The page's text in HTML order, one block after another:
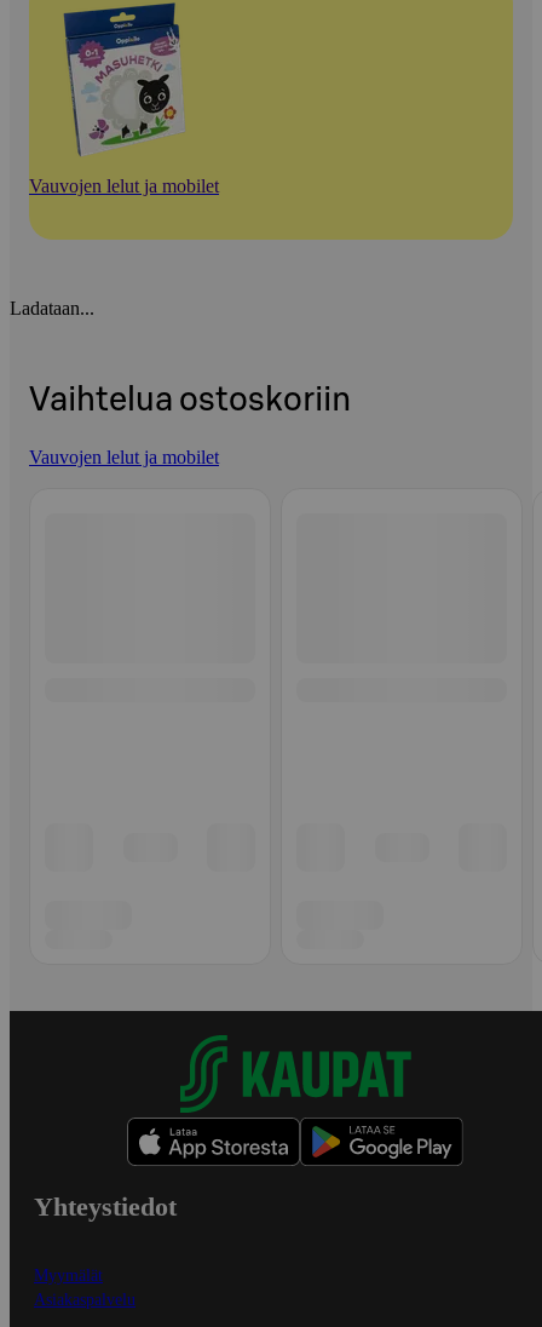
Vauvojen lelut ja mobilet
Ladataan...
Vaihtelua ostoskoriin
Vauvojen lelut ja mobilet
Yhteystiedot
Myymälät
Asiakaspalvelu